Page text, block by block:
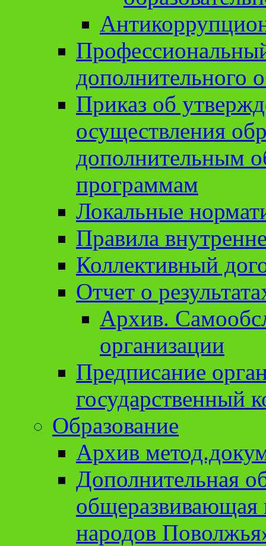
дополнительного
Приказ об
осуществления
дополнительным
программам
Локальные
Правила
Коллективный
Отчет о
Архив.
организации
Предписание
государственный
Образование
Архив
Дополнительная
народов